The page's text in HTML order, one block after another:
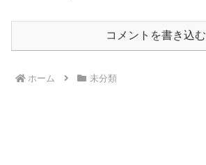
コメントを書き込む
ホーム 未分類